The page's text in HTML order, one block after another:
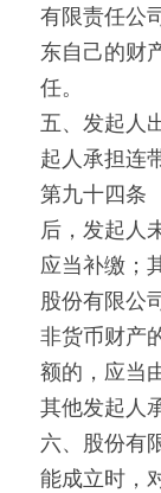
有限责任公
东自己的财
任。
五、发起人
起人承担连
第九十四条
后，发起人
应当补缴；
股份有限公
非货币财产
额的，应当
其他发起人
六、股份有
能成立时，